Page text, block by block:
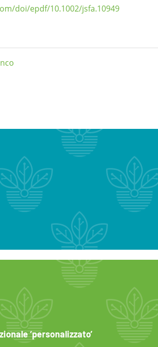
doi/epdf/10.1002/jsfa.10949
‘personalizzato’